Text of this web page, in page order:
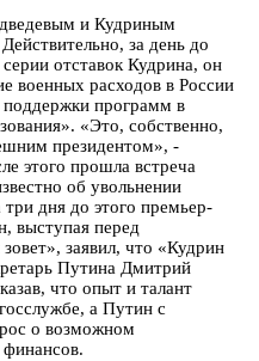
и Кудриным
за день до
отставок Кудрина, он
военных расходов в России
поддержки программ в
«Это, собственно,
президентом», -
этого прошла встреча
об увольнении
дня до этого премьер-
выступая перед
заявил, что «Кудрин
Путина Дмитрий
что опыт и талант
а Путин с
о возможном